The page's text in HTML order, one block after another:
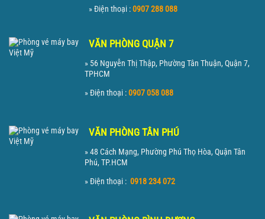
» Điện thoại :0907 288 088
VĂN PHÒNG QUẬN 7
» 56 Nguyễn Thị Thập, Phường Tân Thuận, Quận 7,
TPHCM
» Điện thoại :0907 058 088
VĂN PHÒNG TÂN PHÚ
» 48 Cách Mạng, Phường Phú Thọ Hòa, Quận Tân
Phú, TP.HCM
» Điện thoại : 0918 234 072